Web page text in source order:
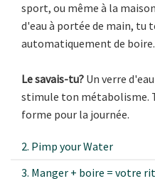
sport, ou même à la
d'eau à portée de main, tu
automatiquement de boire.
Le savais-tu? Un verre
stimule ton métabolisme.
forme pour la journée.
2. Pimp your Water
3. Manger + boire = votre